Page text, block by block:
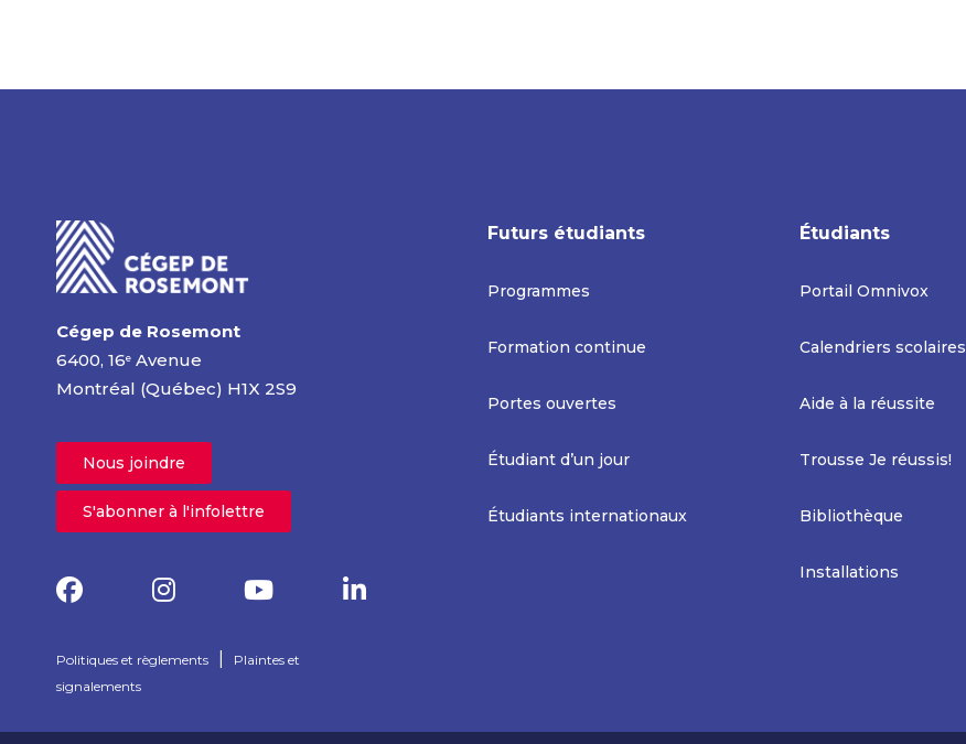
Cégep de Rosemont
6400, 16e Avenue
Montréal (Québec) H1X 2S9
Nous joindre
S'abonner à l'infolettre
Politiques et règlements
Plaintes et
signalements
Futurs étudiants
Programmes
Formation continue
Portes ouvertes
Étudiant d’un jour
Étudiants internationaux
Étudiants
Portail Omnivox
Calendriers scolaires
Aide à la réussite
Trousse Je réussis!
Bibliothèque
Installations